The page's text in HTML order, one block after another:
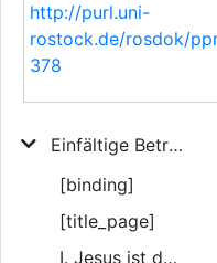
http://purl.uni-
rostock.de/rosdok/
378
Einfältige Betrachtungen der Namen Jesu
[binding]
[title_page]
I. Jesus ist das A und das O. ...